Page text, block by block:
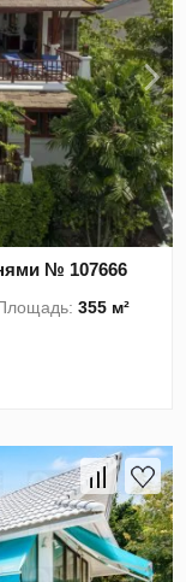
№ 107666
355 м²